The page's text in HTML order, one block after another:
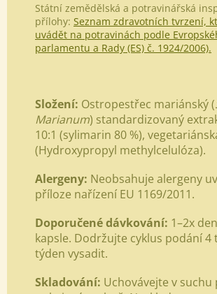
Státní zemědělská a potravinářská
přílohy: Seznam zdravotních tvrzení,
uvádět na potravinách podle
parlamentu a Rady (ES) č. 1924/2006).
Složení: Ostropestřec mariánský (
Marianum) standardizovaný
10:1 (sylimarin 80 %),
(Hydroxypropyl methylcelulóza).
Alergeny: Neobsahuje alergeny
příloze nařízení EU 1169/2011.
Doporučené dávkování: 1–2x
kapsle. Dodržujte cyklus podání 4
týden vysadit.
Skladování: Uchovávejte v suchu